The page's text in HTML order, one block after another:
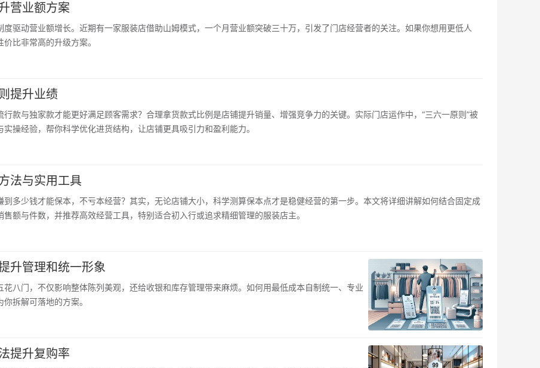
营业额方案
驱动营业额增长。近期有一家服装店借助山姆模式，一个月营业额突破三十万，引发了门店经营者的关注。如果你想用更低人
比非常高的升级方案。
提升业绩
款与独家款才能更好满足顾客需求？合理拿货款式比例是店铺提升销量、增强竞争力的关键。实际门店运作中，“三六一原则”被
操经验，帮你科学优化进货结构，让店铺更具吸引力和盈利能力。
法与实用工具
多少钱才能保本，不亏本经营？其实，无论店铺大小，科学测算保本点才是稳健经营的第一步。本文将详细讲解如何结合固定成
额与件数，并推荐高效经营工具，特别适合初入行或追求精细管理的服装店主。
升管理和统一形象
八门，不仅影响整体陈列美观，还给收银和库存管理带来麻烦。如何用最低成本自制统一、专业
拆解可落地的方案。
提升复购率